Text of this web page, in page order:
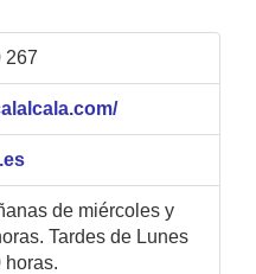
267
de miércoles y
Tardes de Lunes
horas.